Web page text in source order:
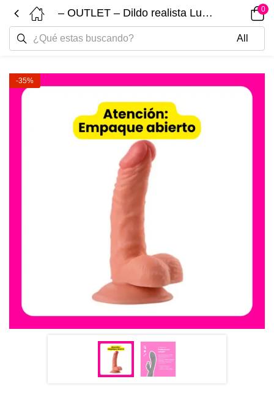
– OUTLET – Dildo realista Lucas 20cm B122 0
-35%